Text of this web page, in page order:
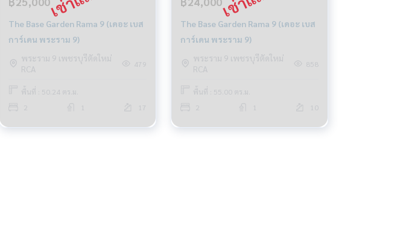
The Base Garden Rama 9 (เดอะ เบส
การ์เดน พระราม 9)
พระราม 9 เพชรบุรีตัดใหม่
RCA
479
พื้นที่ : 50.24 ตร.ม.
17
The Base Garden Rama 9 (เดอะ เบส
การ์เดน พระราม 9)
พระราม 9 เพชรบุรีตัดใหม่
RCA
858
พื้นที่ : 55.00 ตร.ม.
10